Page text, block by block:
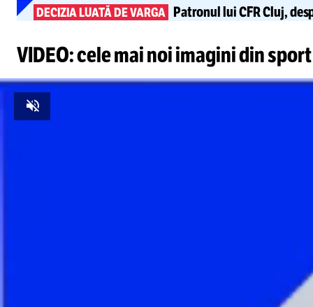
DECIZIA LUATĂ DE VARGA Patronul lui CFR Cluj,
VIDEO: cele mai noi imagini din sport
Unmute